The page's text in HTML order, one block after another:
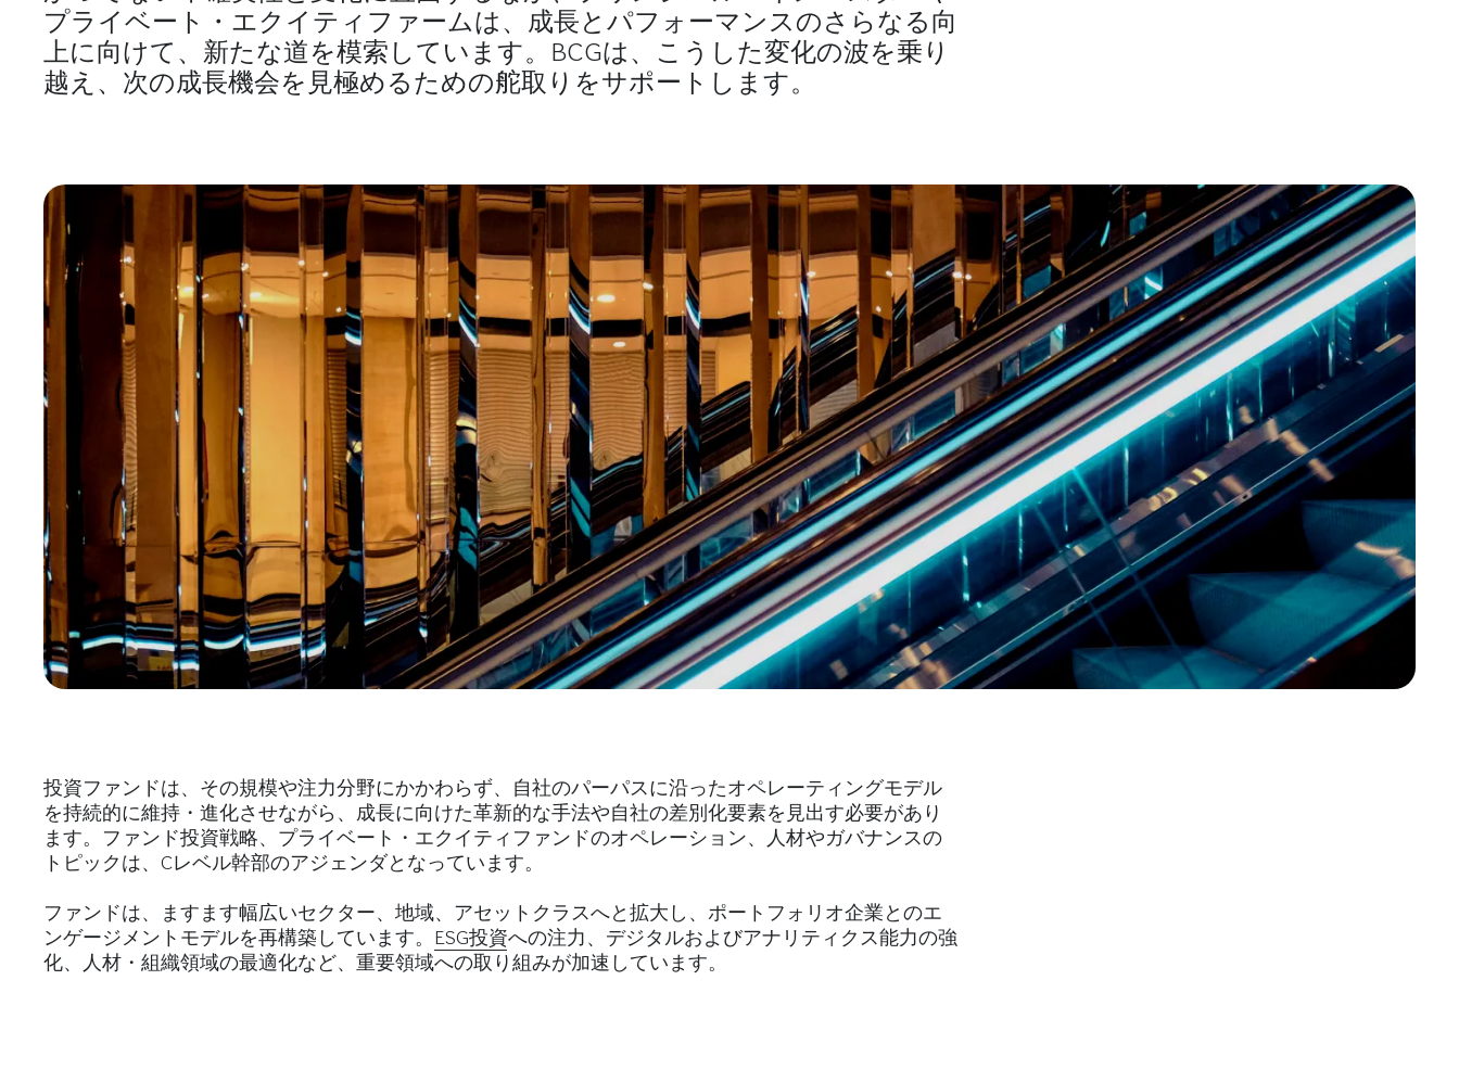
プライベート・エクイティファームは、成長とパフォーマンスのさらなる向
上に向けて、新たな道を模索しています。BCGは、こうした変化の波を乗り
越え、次の成長機会を見極めるための舵取りをサポートします。
投資ファンドは、その規模や注力分野にかかわらず、自社のパーパスに沿ったオペレーティングモデル
を持続的に維持・進化させながら、成長に向けた革新的な手法や自社の差別化要素を見出す必要があり
ます。ファンド投資戦略、プライベート・エクイティファンドのオペレーション、人材やガバナンスの
トピックは、Cレベル幹部のアジェンダとなっています。
ファンドは、ますます幅広いセクター、地域、アセットクラスへと拡大し、ポートフォリオ企業とのエ
ンゲージメントモデルを再構築しています。 ESG投資への注力、デジタルおよびアナリティクス能力の強
化、人材・組織領域の最適化など、重要領域への取り組みが加速しています。